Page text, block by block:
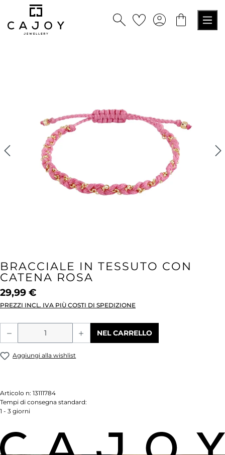
principale
BRACCIALE IN TESSUTO CON
CATENA ROSA
29,99 €
PREZZI INCL. IVA PIÙ COSTI DI SPEDIZIONE
Quantità del prodotto: inserisci la
NEL CARRELLO
Aggiungi alla wishlist
Articolo n: 13111784
Tempi di consegna standard:
1 - 3 giorni